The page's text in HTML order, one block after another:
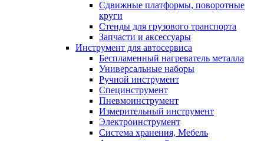
Сдвижные платформы, поворотные
круги
Стенды для грузового транспорта
Запчасти и аксессуары
Инструмент для автосервиса
Беспламенный нагреватель металла
Универсальные наборы
Ручной инструмент
Специнструмент
Пневмоинструмент
Измерительный инструмент
Электроинструмент
Система хранения, Мебель